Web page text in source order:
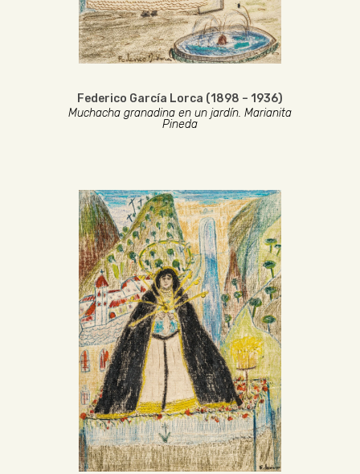
Federico García Lorca (1898 – 1936)
Muchacha granadina en un jardín. Marianita
Pineda